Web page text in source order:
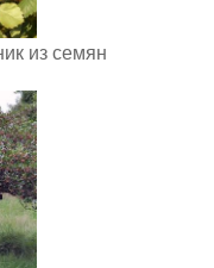
из семян